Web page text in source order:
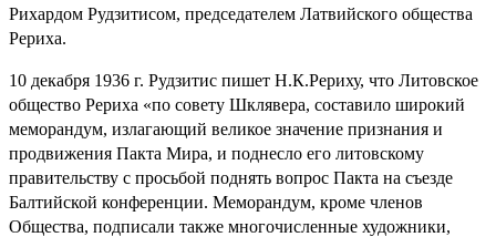
Рихардом Рудзитисом, председателем Латвийского общества
Рериха.
10 декабря 1936 г. Рудзитис пишет Н.К.Рериху, что Литовское
общество Рериха «по совету Шклявера, составило широкий
меморандум, излагающий великое значение признания и
продвижения Пакта Мира, и поднесло его литовскому
правительству с просьбой поднять вопрос Пакта на съезде
Балтийской конференции. Меморандум, кроме членов
Общества, подписали также многочисленные художники,